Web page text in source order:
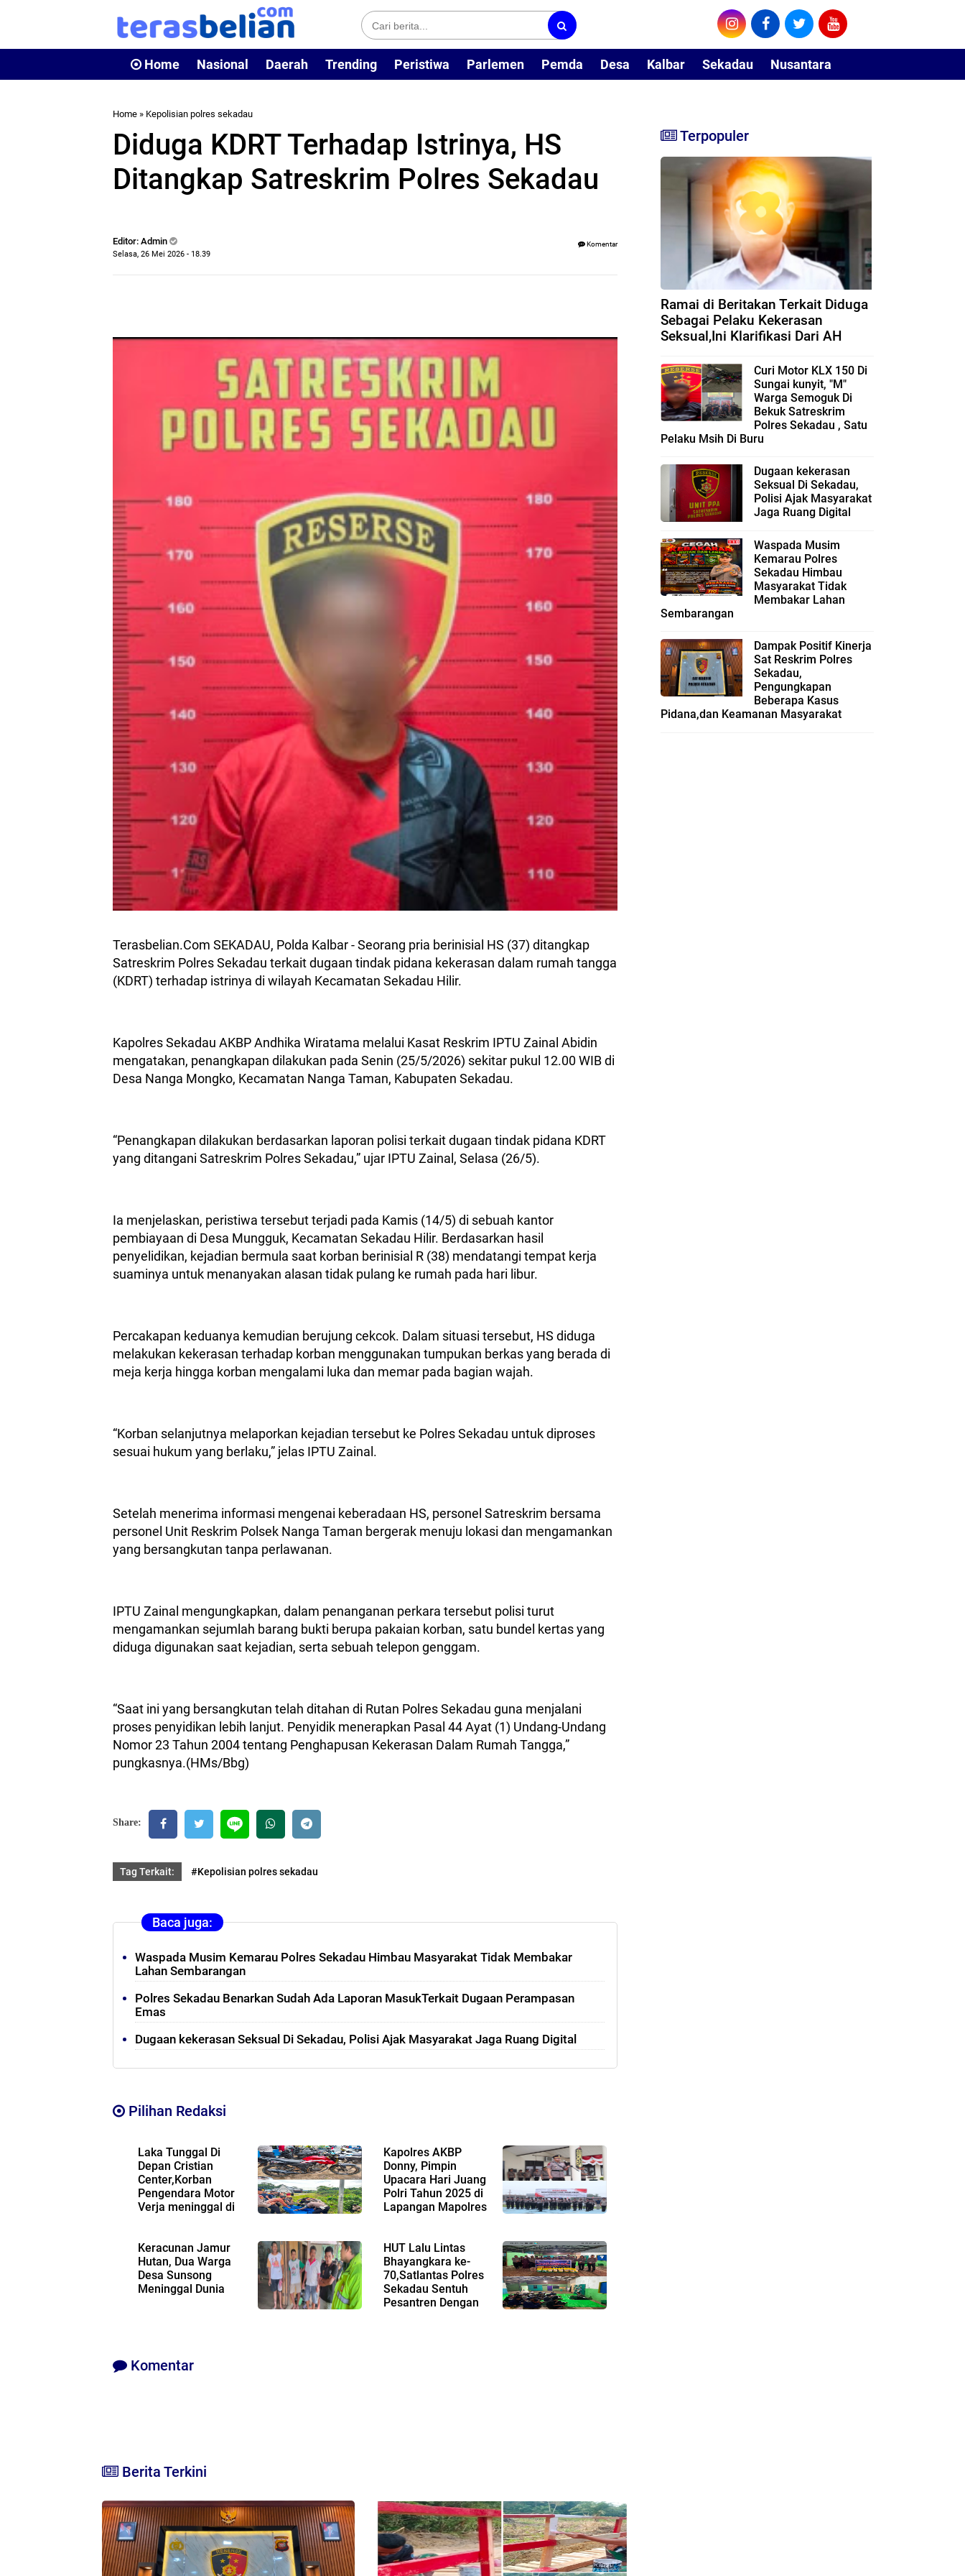
Home Nasional Daerah Trending Peristiwa Parlemen Pemda Desa Kalbar Sekadau Nusantara
Home » Kepolisian polres sekadau
Diduga KDRT Terhadap Istrinya, HS
Ditangkap Satreskrim Polres Sekadau
Editor: Admin
Selasa, 26 Mei 2026 - 18.39
Komentar
Terasbelian.Com SEKADAU, Polda Kalbar - Seorang pria berinisial HS (37) ditangkap
Satreskrim Polres Sekadau terkait dugaan tindak pidana kekerasan dalam rumah tangga
(KDRT) terhadap istrinya di wilayah Kecamatan Sekadau Hilir.
Kapolres Sekadau AKBP Andhika Wiratama melalui Kasat Reskrim IPTU Zainal Abidin
mengatakan, penangkapan dilakukan pada Senin (25/5/2026) sekitar pukul 12.00 WIB di
Desa Nanga Mongko, Kecamatan Nanga Taman, Kabupaten Sekadau.
“Penangkapan dilakukan berdasarkan laporan polisi terkait dugaan tindak pidana KDRT
yang ditangani Satreskrim Polres Sekadau,” ujar IPTU Zainal, Selasa (26/5).
Ia menjelaskan, peristiwa tersebut terjadi pada Kamis (14/5) di sebuah kantor
pembiayaan di Desa Mungguk, Kecamatan Sekadau Hilir. Berdasarkan hasil
penyelidikan, kejadian bermula saat korban berinisial R (38) mendatangi tempat kerja
suaminya untuk menanyakan alasan tidak pulang ke rumah pada hari libur.
Percakapan keduanya kemudian berujung cekcok. Dalam situasi tersebut, HS diduga
melakukan kekerasan terhadap korban menggunakan tumpukan berkas yang berada di
meja kerja hingga korban mengalami luka dan memar pada bagian wajah.
“Korban selanjutnya melaporkan kejadian tersebut ke Polres Sekadau untuk diproses
sesuai hukum yang berlaku,” jelas IPTU Zainal.
Setelah menerima informasi mengenai keberadaan HS, personel Satreskrim bersama
personel Unit Reskrim Polsek Nanga Taman bergerak menuju lokasi dan mengamankan
yang bersangkutan tanpa perlawanan.
IPTU Zainal mengungkapkan, dalam penanganan perkara tersebut polisi turut
mengamankan sejumlah barang bukti berupa pakaian korban, satu bundel kertas yang
diduga digunakan saat kejadian, serta sebuah telepon genggam.
“Saat ini yang bersangkutan telah ditahan di Rutan Polres Sekadau guna menjalani
proses penyidikan lebih lanjut. Penyidik menerapkan Pasal 44 Ayat (1) Undang-Undang
Nomor 23 Tahun 2004 tentang Penghapusan Kekerasan Dalam Rumah Tangga,”
pungkasnya.(HMs/Bbg)
Share:
Tag Terkait: #Kepolisian polres sekadau
Baca juga:
Waspada Musim Kemarau Polres Sekadau Himbau Masyarakat Tidak Membakar
Lahan Sembarangan
Polres Sekadau Benarkan Sudah Ada Laporan MasukTerkait Dugaan Perampasan
Emas
Dugaan kekerasan Seksual Di Sekadau, Polisi Ajak Masyarakat Jaga Ruang Digital
Pilihan Redaksi
Laka Tunggal Di
Depan Cristian
Center,Korban
Pengendara Motor
Verja meninggal di
Kapolres AKBP
Donny, Pimpin
Upacara Hari Juang
Polri Tahun 2025 di
Lapangan Mapolres
Keracunan Jamur
Hutan, Dua Warga
Desa Sunsong
Meninggal Dunia
HUT Lalu Lintas
Bhayangkara ke-
70,Satlantas Polres
Sekadau Sentuh
Pesantren Dengan
Komentar
Berita Terkini
Terpopuler
Ramai di Beritakan Terkait Diduga
Sebagai Pelaku Kekerasan
Seksual,Ini Klarifikasi Dari AH
Curi Motor KLX 150 Di
Sungai kunyit, "M"
Warga Semoguk Di
Bekuk Satreskrim
Polres Sekadau , Satu
Pelaku Msih Di Buru
Dugaan kekerasan
Seksual Di Sekadau,
Polisi Ajak Masyarakat
Jaga Ruang Digital
Waspada Musim
Kemarau Polres
Sekadau Himbau
Masyarakat Tidak
Membakar Lahan
Sembarangan
Dampak Positif Kinerja
Sat Reskrim Polres
Sekadau,
Pengungkapan
Beberapa Kasus
Pidana,dan Keamanan Masyarakat